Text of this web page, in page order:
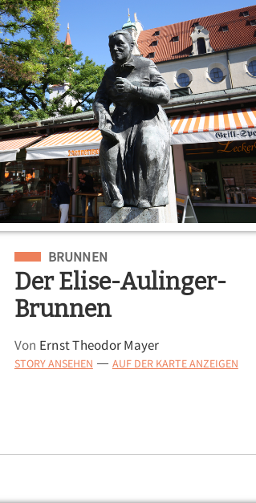
Eingeordnet unter
BRUNNEN
Der Elise-Aulinger-
Brunnen
Von Ernst Theodor Mayer
STORY ANSEHEN — AUF DER KARTE ANZEIGEN